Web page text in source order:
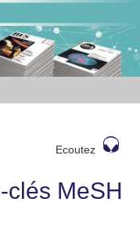
Ecoutez
clés MeSH